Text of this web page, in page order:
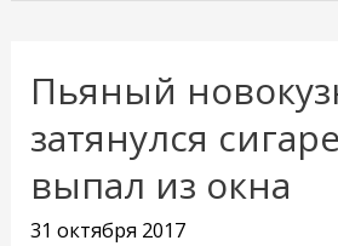
Пьяный
затянулся
выпал из окна
31 октября 2017
Пьяный
затянулся
сигаретой
и